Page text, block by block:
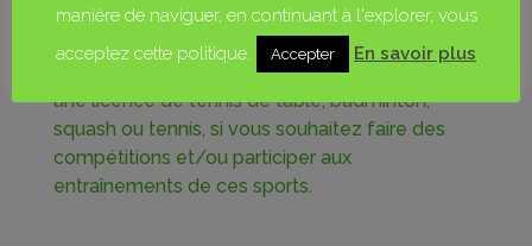
cette licence ne se substitue pas à
une licence de tennis de table, badminton,
squash ou tennis, si vous souhaitez faire des
compétitions et/ou participer aux
entraînements de ces sports.
manière de naviguer, en continuant à l'explorer, vous
acceptez cette politique.
Accepter En savoir plus